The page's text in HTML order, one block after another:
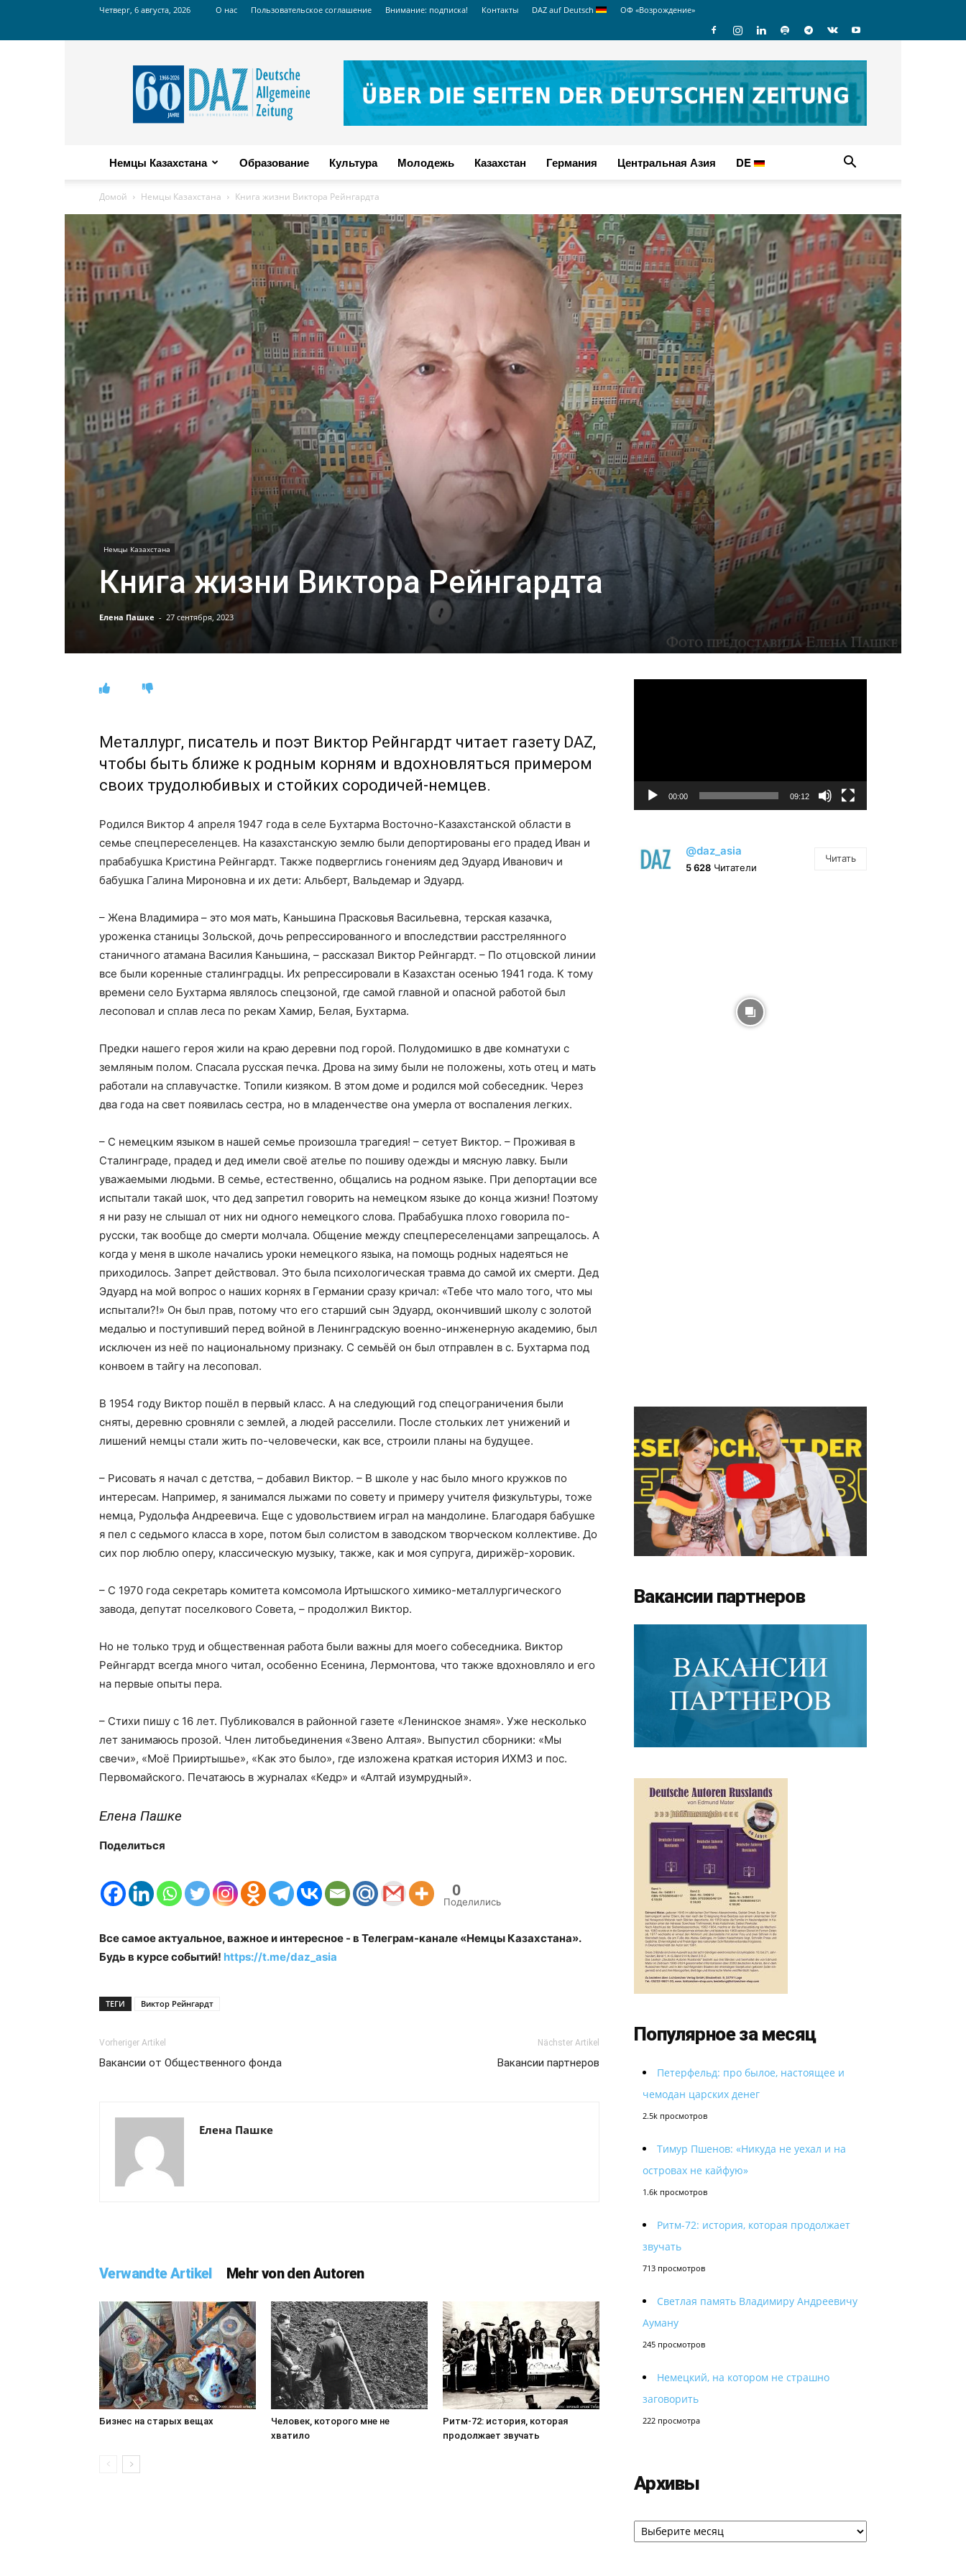
Четверг, 6 августа, 2026 О нас Пользовательское соглашение Внимание: подписка! Контакты DAZ auf Deutsch ОФ «Возрождение»
Russian
DAZ
Немцы Казахстана Образование Культура Молодежь Казахстан Германия Центральная Азия DE
Домой Немцы Казахстана Книга жизни Виктора Рейнгардта
Немцы Казахстана
Книга жизни Виктора Рейнгардта
Елена Пашке - 27 сентября, 2023
Металлург, писатель и поэт Виктор Рейнгардт читает газету DAZ,
чтобы быть ближе к родным корням и вдохновляться примером
своих трудолюбивых и стойких сородичей-немцев.
Родился Виктор 4 апреля 1947 года в селе Бухтарма Восточно-Казахстанской области в
семье спецпереселенцев. На казахстанскую землю были депортированы его прадед Иван и
прабабушка Кристина Рейнгардт. Также подверглись гонениям дед Эдуард Иванович и
бабушка Галина Мироновна и их дети: Альберт, Вальдемар и Эдуард.
– Жена Владимира – это моя мать, Каньшина Прасковья Васильевна, терская казачка,
уроженка станицы Зольской, дочь репрессированного и впоследствии расстрелянного
станичного атамана Василия Каньшина, – рассказал Виктор Рейнгардт. – По отцовской линии
все были коренные сталинградцы. Их репрессировали в Казахстан осенью 1941 года. К тому
времени село Бухтарма являлось спецзоной, где самой главной и опасной работой был
лесоповал и сплав леса по рекам Хамир, Белая, Бухтарма.
Предки нашего героя жили на краю деревни под горой. Полудомишко в две комнатухи с
земляным полом. Спасала русская печка. Дрова на зиму были не положены, хоть отец и мать
работали на сплавучастке. Топили кизяком. В этом доме и родился мой собеседник. Через
два года на свет появилась сестра, но в младенчестве она умерла от воспаления легких.
– С немецким языком в нашей семье произошла трагедия! – сетует Виктор. – Проживая в
Сталинграде, прадед и дед имели своё ателье по пошиву одежды и мясную лавку. Были
уважаемыми людьми. В семье, естественно, общались на родном языке. При депортации все
испытали такай шок, что дед запретил говорить на немецком языке до конца жизни! Поэтому
я ни разу не слышал от них ни одного немецкого слова. Прабабушка плохо говорила по-
русски, так вообще до смерти молчала. Общение между спецпереселенцами запрещалось. А
когда у меня в школе начались уроки немецкого языка, на помощь родных надеяться не
приходилось. Запрет действовал. Это была психологическая травма до самой их смерти. Дед
Эдуард на мой вопрос о наших корнях в Германии сразу кричал: «Тебе что мало того, что мы
испытали?!» Он был прав, потому что его старший сын Эдуард, окончивший школу с золотой
медалью и поступивший перед войной в Ленинградскую военно-инженерную академию, был
исключен из неё по национальному признаку. С семьёй он был отправлен в с. Бухтарма под
конвоем в тайгу на лесоповал.
В 1954 году Виктор пошёл в первый класс. А на следующий год спецограничения были
сняты, деревню сровняли с землей, а людей расселили. После стольких лет унижений и
лишений немцы стали жить по-человечески, как все, строили планы на будущее.
– Рисовать я начал с детства, – добавил Виктор. – В школе у нас было много кружков по
интересам. Например, я занимался лыжами по совету и примеру учителя физкультуры, тоже
немца, Рудольфа Андреевича. Еще с удовольствием играл на мандолине. Благодаря бабушке
я пел с седьмого класса в хоре, потом был солистом в заводском творческом коллективе. До
сих пор люблю оперу, классическую музыку, также, как и моя супруга, дирижёр-хоровик.
– С 1970 года секретарь комитета комсомола Иртышского химико-металлургического
завода, депутат поселкового Совета, – продолжил Виктор.
Но не только труд и общественная работа были важны для моего собеседника. Виктор
Рейнгардт всегда много читал, особенно Есенина, Лермонтова, что также вдохновляло и его
на первые опыты пера.
– Стихи пишу с 16 лет. Публиковался в районной газете «Ленинское знамя». Уже несколько
лет занимаюсь прозой. Член литобьединения «Звено Алтая». Выпустил сборники: «Мы
свечи», «Моё Прииртышье», «Как это было», где изложена краткая история ИХМЗ и пос.
Первомайского. Печатаюсь в журналах «Кедр» и «Алтай изумрудный».
Елена Пашке
Поделиться
0
Поделились
Все самое актуальное, важное и интересное - в Телеграм-канале «Немцы Казахстана».
Будь в курсе событий! https://t.me/daz_asia
ТЕГИ Виктор Рейнгардт
Vorheriger Artikel
Вакансии от Общественного фонда
Nächster Artikel
Вакансии партнеров
Елена Пашке
Verwandte Artikel Mehr von den Autoren
Бизнес на старых вещах
Человек, которого мне не
хватило
Ритм-72: история, которая
продолжает звучать
00:00 09:12
@daz_asia
5 628 Читатели
Читать
Вакансии партнеров
Популярное за месяц
Петерфельд: про былое, настоящее и
чемодан царских денег
2.5k просмотров
Тимур Пшенов: «Никуда не уехал и на
островах не кайфую»
1.6k просмотров
Ритм-72: история, которая продолжает
звучать
713 просмотров
Светлая память Владимиру Андреевичу
Ауману
245 просмотров
Немецкий, на котором не страшно
заговорить
222 просмотра
Архивы
Архивы